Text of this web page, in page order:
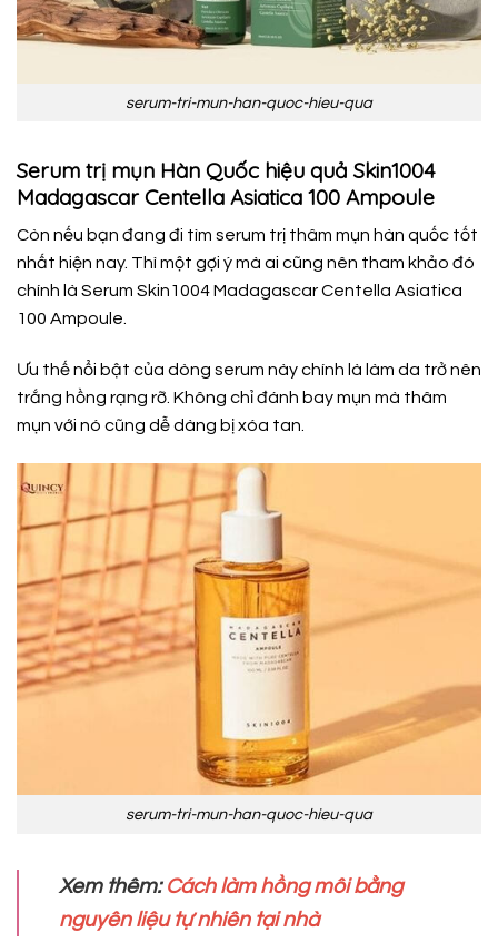
serum-tri-mun-han-quoc-hieu-qua
Serum trị mụn Hàn Quốc hiệu quả Skin1004
Madagascar Centella Asiatica 100 Ampoule
Còn nếu bạn đang đi tìm serum trị thâm mụn hàn quốc tốt
nhất hiện nay. Thì một gợi ý mà ai cũng nên tham khảo đó
chính là Serum Skin1004 Madagascar Centella Asiatica
100 Ampoule.
Ưu thế nổi bật của dòng serum này chính là làm da trở nên
trắng hồng rạng rỡ. Không chỉ đánh bay mụn mà thâm
mụn với nó cũng dễ dàng bị xóa tan.
serum-tri-mun-han-quoc-hieu-qua
Xem thêm: Cách làm hồng môi bằng
nguyên liệu tự nhiên tại nhà